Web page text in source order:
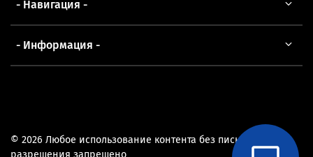
- Навигация -
- Информация -
© 2026 Любое использование контента без письменного